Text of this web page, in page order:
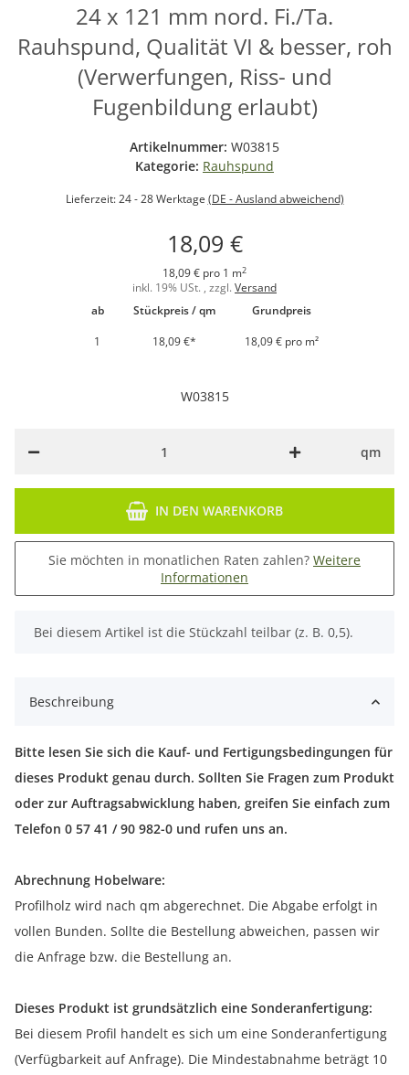
24 x 121 mm nord. Fi./Ta.
Rauhspund, Qualität VI & besser, roh
(Verwerfungen, Riss- und
Fugenbildung erlaubt)
Artikelnummer: W03815
Kategorie: Rauhspund
Lieferzeit:24 - 28 Werktage (DE - Ausland abweichend)
18,09 €
18,09 € pro 1 m2
inkl. 19% USt. , zzgl. Versand
ab
Stückpreis / qm
Grundpreis
1
18,09 €* 18,09 € pro m²
W03815
qm
IN DEN WARENKORB
Sie möchten in monatlichen Raten zahlen? Weitere
Informationen
x
Bei diesem Artikel ist die Stückzahl teilbar (z. B. 0,5).
Beschreibung
Bitte lesen Sie sich die Kauf- und Fertigungsbedingungen für
dieses Produkt genau durch. Sollten Sie Fragen zum Produkt
oder zur Auftragsabwicklung haben, greifen Sie einfach zum
Telefon 0 57 41 / 90 982-0 und rufen uns an.
Abrechnung Hobelware:
Profilholz wird nach qm abgerechnet. Die Abgabe erfolgt in
vollen Bunden. Sollte die Bestellung abweichen, passen wir
die Anfrage bzw. die Bestellung an.
Dieses Produkt ist grundsätzlich eine Sonderanfertigung:
Bei diesem Profil handelt es sich um eine Sonderanfertigung
(Verfügbarkeit auf Anfrage). Die Mindestabnahme beträgt 10